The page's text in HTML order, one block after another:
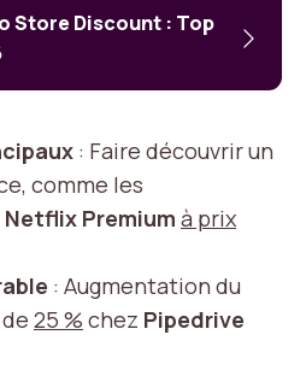
Store Discount : Top
: Faire découvrir un
comme les
Netflix Premium à prix
: Augmentation du
25 % chez Pipedrive